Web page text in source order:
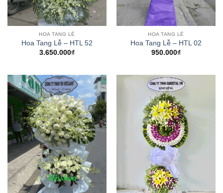
HOA TANG LỄ
Hoa Tang Lễ – HTL 52
3.650.000₫
HOA TANG LỄ
Hoa Tang Lễ – HTL 02
950.000₫